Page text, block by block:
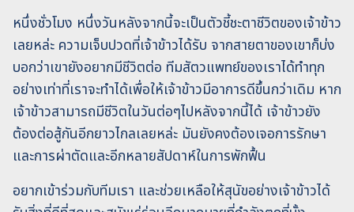
หนึ่งชั่วโมง หนึ่งวันหลังจากนี้จะเป็นตัวชี้ชะตาชีวิตของเจ้าข้าว
เลยหล่ะ ความเจ็บปวดที่เจ้าข้าวได้รับ จากสายตาของเขาก็บ่ง
บอกว่าเขายังอยากมีชีวิตต่อ ทีมสัตวแพทย์ของเราได้ทำทุก
อย่างเท่าที่เราจะทำได้เพื่อให้เจ้าข้าวมีอาการดีขึ้นกว่าเดิม หาก
เจ้าข้าวสามารถมีชีวิตในวันต่อๆไปหลังจากนี้ได้ เจ้าข้าวยัง
ต้องต่อสู้กันอีกยาวไกลเลยหล่ะ มันยังคงต้องเจอการรักษา
และการผ่าตัดและอีกหลายสัปดาห์ในการพักฟื้น
อยากเข้าร่วมกับทีมเรา และช่วยเหลือให้สุนัขอย่างเจ้าข้าวได้